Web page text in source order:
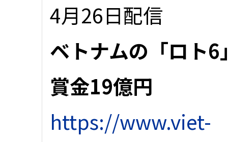
4月26日配信
ベトナムの「ロト
賞金19億円
https://www.viet-